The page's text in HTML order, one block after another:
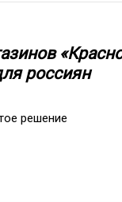
россиян
решение